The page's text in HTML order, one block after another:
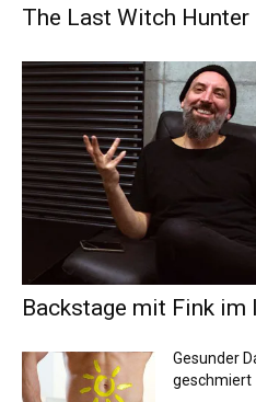
The Last Witch
Backstage mit Fink im
Gesunder
geschmiert